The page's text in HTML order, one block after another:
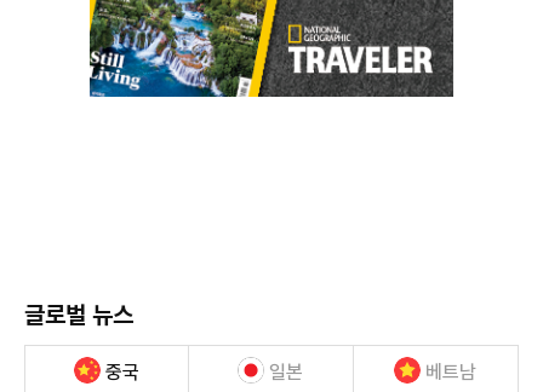
글로벌 뉴스
중국 일본 베트남